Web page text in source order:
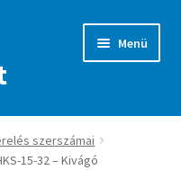
Menü
szerszámai
15-32 – Kivágó